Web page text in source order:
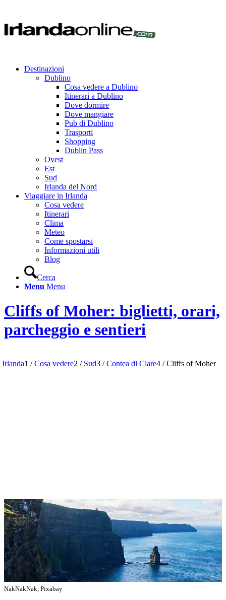
Destinazioni
Dublino
Cosa vedere a Dublino
Itinerari a Dublino
Dove dormire
Dove mangiare
Pub di Dublino
Trasporti
Shopping
Dublin Pass
Ovest
Est
Sud
Irlanda del Nord
Viaggiare in Irlanda
Cosa vedere
Itinerari
Clima
Meteo
Come spostarsi
Informazioni utili
Blog
Cerca
Menu Menu
Cliffs of Moher: biglietti, orari,
parcheggio e sentieri
Irlanda1 / Cosa vedere2 / Sud3 / Contea di Clare4 / Cliffs of Moher
NakNakNak, Pixabay